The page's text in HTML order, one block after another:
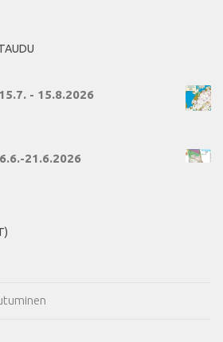
- 15.8.2026
21.6.2026